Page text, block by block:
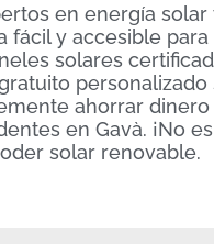
en energía
fácil y accesible para
solares
personalizado
ahorrar
en Gavà. ¡No
solar renovable.